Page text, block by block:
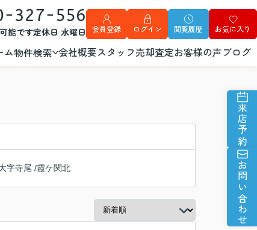
327-556
能です定休日 水曜日 会員登録 ログイン 閲覧履歴 お気に入り
ム物件検索 会社概要スタッフ売却査定お客様の声ブログ
来店予約
お問い合わせ
字寺尾 /霞ケ関北